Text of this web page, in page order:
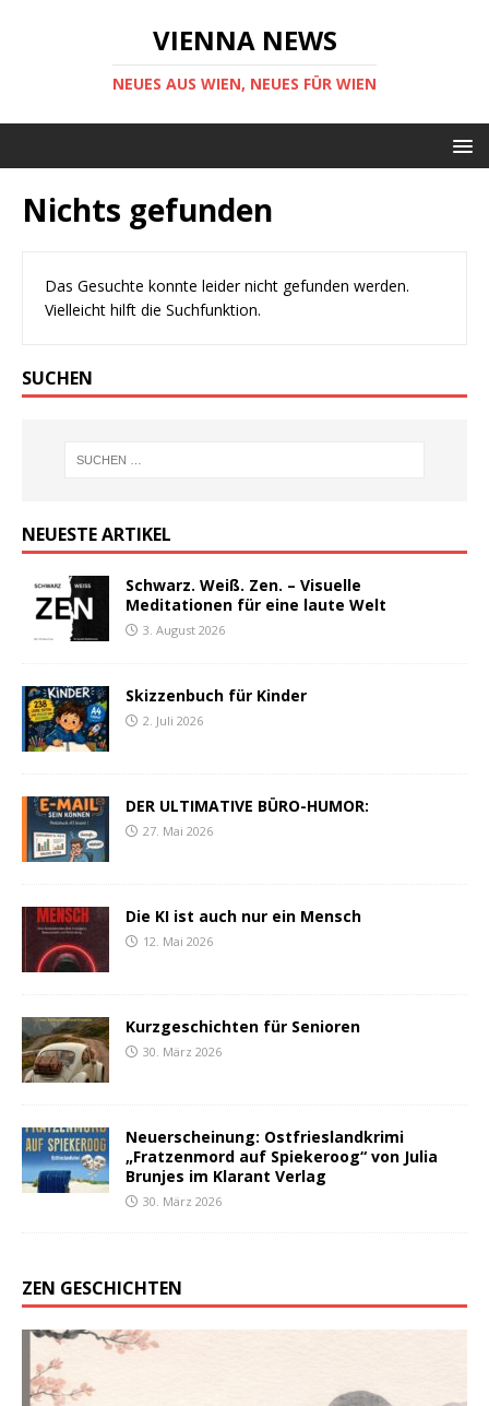
VIENNA NEWS
NEUES AUS WIEN, NEUES FÜR WIEN
Nichts gefunden
Das Gesuchte konnte leider nicht gefunden werden.
Vielleicht hilft die Suchfunktion.
SUCHEN
NEUESTE ARTIKEL
Schwarz. Weiß. Zen. – Visuelle
Meditationen für eine laute Welt
3. August 2026
Skizzenbuch für Kinder
2. Juli 2026
DER ULTIMATIVE BÜRO-HUMOR:
27. Mai 2026
Die KI ist auch nur ein Mensch
12. Mai 2026
Kurzgeschichten für Senioren
30. März 2026
Neuerscheinung: Ostfrieslandkrimi
„Fratzenmord auf Spiekeroog“ von Julia
Brunjes im Klarant Verlag
30. März 2026
ZEN GESCHICHTEN